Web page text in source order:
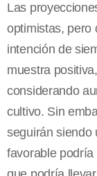
Las
optimistas, pero
intención de
muestra
considerando
cultivo. Sin
seguirán siendo
favorable